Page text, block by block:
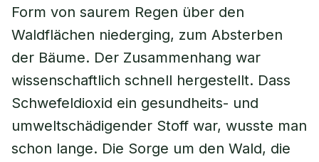
Form von saurem Regen über den
Waldflächen niederging, zum Absterben
der Bäume. Der Zusammenhang war
wissenschaftlich schnell hergestellt. Dass
Schwefeldioxid ein gesundheits- und
umweltschädigender Stoff war, wusste man
schon lange. Die Sorge um den Wald, die